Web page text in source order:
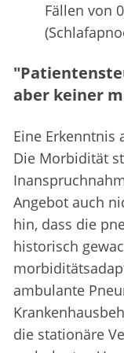
Fällen von
aber keiner
Eine Erkenntnis
Die Morbidität
Angebot auch
hin, dass die
historisch
ambulante
die stationäre